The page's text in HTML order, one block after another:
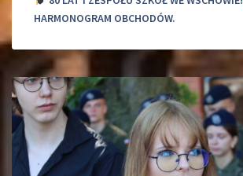
HARMONOGRAM OBCHODÓW.